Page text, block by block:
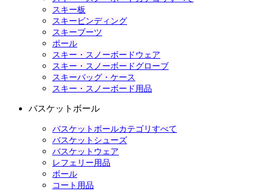
スキー板
スキービンディング
スキーブーツ
ポール
スキー・スノーボードウェア
スキー・スノーボードグローブ
スキーバッグ・ケース
スキー・スノーボード用品
バスケットボール
バスケットボールカテゴリすべて
バスケットシューズ
バスケットウェア
レフェリー用品
ボール
コート用品